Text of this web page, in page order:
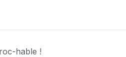
hable !